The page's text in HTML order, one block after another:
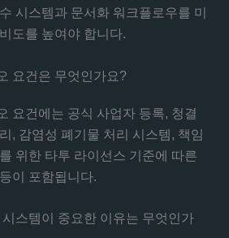
시스템과 문서화 워크플로우를 미
도를 높여야 합니다.
요건은 무엇인가요?
요건에는 공식 사업자 등록, 청결
, 감염성 폐기물 처리 시스템, 책임
위한 타투 라이선스 기준에 따른
이 포함됩니다.
스템이 중요한 이유는 무엇인가